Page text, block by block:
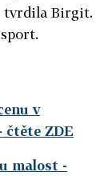
tvrdila Birgit.
v
čtěte ZDE
malost -